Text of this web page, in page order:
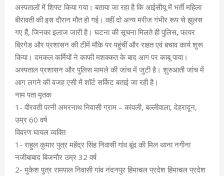
अस्पतालों में शिफ्ट किया गया। बताया जा रहा है कि आईसीयू में भर्ती महिला
बीरावती की इस दौरान मौत हो गई। वहीं दो अन्य मरीज गंभीर रूप से झुलस
गए हैं, जिनका इलाज जारी है। घटना की सूचना मिलते ही पुलिस, फायर
ब्रिगेड और प्रशासन की टीमें मौके पर पहुंचीं और राहत एवं बचाव कार्य शुरू
किया। दमकल कर्मियों ने काफी मशक्कत के बाद आग पर काबू पाया।
अस्पताल प्रशासन और पुलिस मामले की जांच में जुटी है। शुरुआती जांच में
आग लगने की वजह एसी में शॉर्ट सर्किट बताई जा रही है।
नाम पता मृतक
1- वीरवती पत्नी अमरनाथ निवासी ग्राम – कांवली, बल्लीवाला, देहरादून,
उम्र 60 वर्ष
विवरण घायल व्यक्ति
1- राहुल कुमार पुत्र महेंद्र सिंह निवासी गांव बूंद की मिल थाना नगीना
नजीबाबाद बिजनौर उम्र 32 वर्ष
2- मुकेश पुत्र रामपाल निवासी गांव नंदनपुर हिमाचल प्रदेश हिमाचल प्रदेश